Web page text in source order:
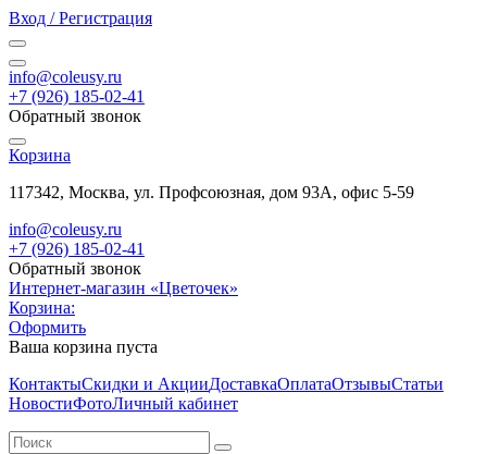
Вход / Регистрация
info@coleusy.ru
+7 (926) 185-02-41
Обратный звонок
Корзина
117342, Москва, ул. Профсоюзная, дом 93А, офис 5-59
info@coleusy.ru
+7 (926) 185-02-41
Обратный звонок
Интернет-магазин «Цветочек»
Корзина:
Оформить
Ваша корзина пуста
КонтактыСкидки и АкцииДоставкаОплатаОтзывыСтатьи
НовостиФотоЛичный кабинет